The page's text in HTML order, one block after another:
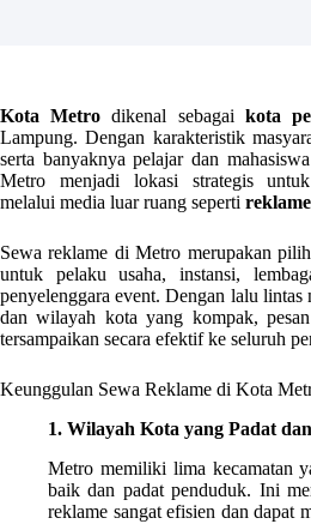
Kota Metro dikenal sebagai kota
Lampung. Dengan karakteristik
serta banyaknya pelajar dan
Metro menjadi lokasi strategis
melalui media luar ruang seperti reklame
Sewa reklame di Metro merupakan
untuk pelaku usaha, instansi,
penyelenggara event. Dengan lalu lintas
dan wilayah kota yang kompak,
tersampaikan secara efektif ke seluruh
Keunggulan Sewa Reklame di Kota
1. Wilayah Kota yang Padat
Metro memiliki lima kecamatan
baik dan padat penduduk. Ini
reklame sangat efisien dan dapat